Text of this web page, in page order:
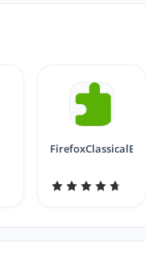
FirefoxClassicalBlue